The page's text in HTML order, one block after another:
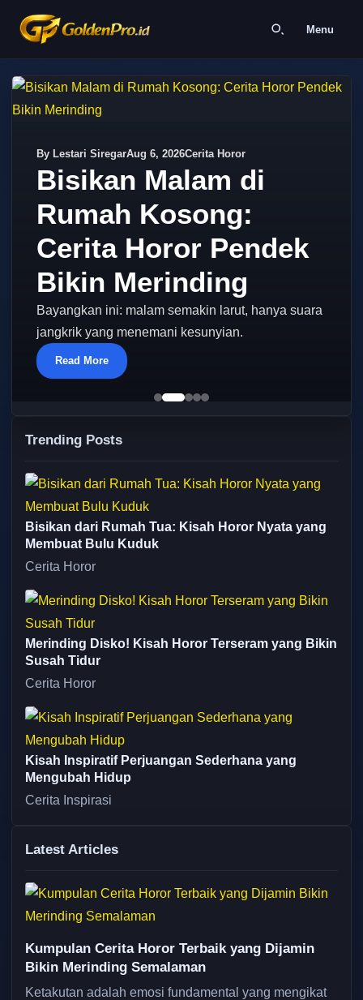
Menu
By Lestari SiregarAug 6, 2026Cerita Horor
Bisikan Malam di
Rumah Kosong:
Cerita Horor Pendek
Bikin Merinding
Bayangkan ini: malam semakin larut, hanya suara
jangkrik yang menemani kesunyian.
Read More
Trending Posts
Bisikan dari Rumah Tua: Kisah Horor Nyata yang
Membuat Bulu Kuduk
Cerita Horor
Merinding Disko! Kisah Horor Terseram yang Bikin
Susah Tidur
Cerita Horor
Kisah Inspiratif Perjuangan Sederhana yang
Mengubah Hidup
Cerita Inspirasi
Latest Articles
Kumpulan Cerita Horor Terbaik yang Dijamin
Bikin Merinding Semalaman
Ketakutan adalah emosi fundamental yang mengikat